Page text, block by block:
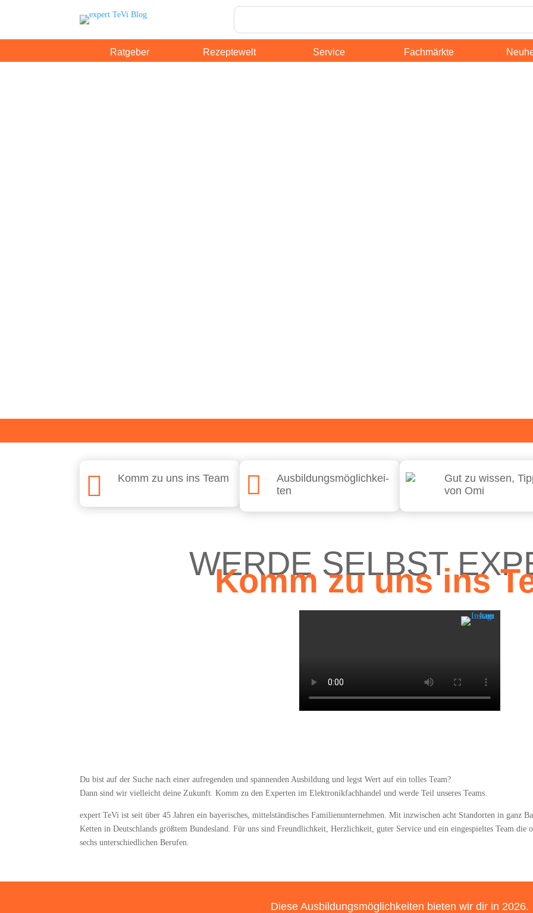
Ratgeber Rezeptewelt Service Fachmärkte
 Komm zu uns ins Team 
Aus­bil­dungs­mög­lich­kei­
ten
Gut zu wis­sen,
von Omi
WERDE SELBST
Komm zu uns ins
Du bist auf der Suche nach einer auf­re­gen­den und span­nen­den Aus­bil­dung und legst Wert auf ein tol­les Team?
Dann sind wir viel­leicht dei­ne Zukunft. Komm zu den Exper­ten im Elek­tronik­fach­han­del und wer­de Teil unse­res Teams.
expert TeVi ist seit über 45 Jah­ren ein baye­ri­sches, mit­tel­stän­di­sches Fami­li­en­un­ter­neh­men. Mit inzwi­schen acht Stand­or­ten in ganz
Ket­ten in Deutsch­lands größ­tem Bun­des­land. Für uns sind Freund­lich­keit, Herz­lich­keit, guter Ser­vice und ein ein­ge­spiel­tes Team die
sechs unter­schied­li­chen Berufen.
Die­se Aus­bil­dungs­mög­lich­kei­ten bie­ten wir dir in 2026.